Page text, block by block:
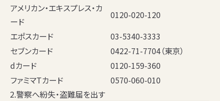
アメリカン・エキスプレス・カ
ード
0120-020-120
エポスカード
03-5340-3333
セブンカード
0422-71-7704（東京）
dカード
0120-159-360
ファミマTカード
0570-060-010
2.警察へ紛失・盗難届を出す